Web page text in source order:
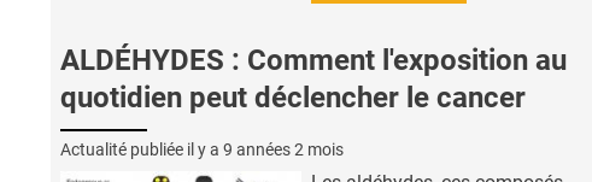
ALDÉHYDES : Comment l'exposition au
quotidien peut déclencher le cancer
Actualité publiée il y a 9 années 2 mois